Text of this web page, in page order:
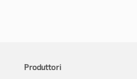
Produttori